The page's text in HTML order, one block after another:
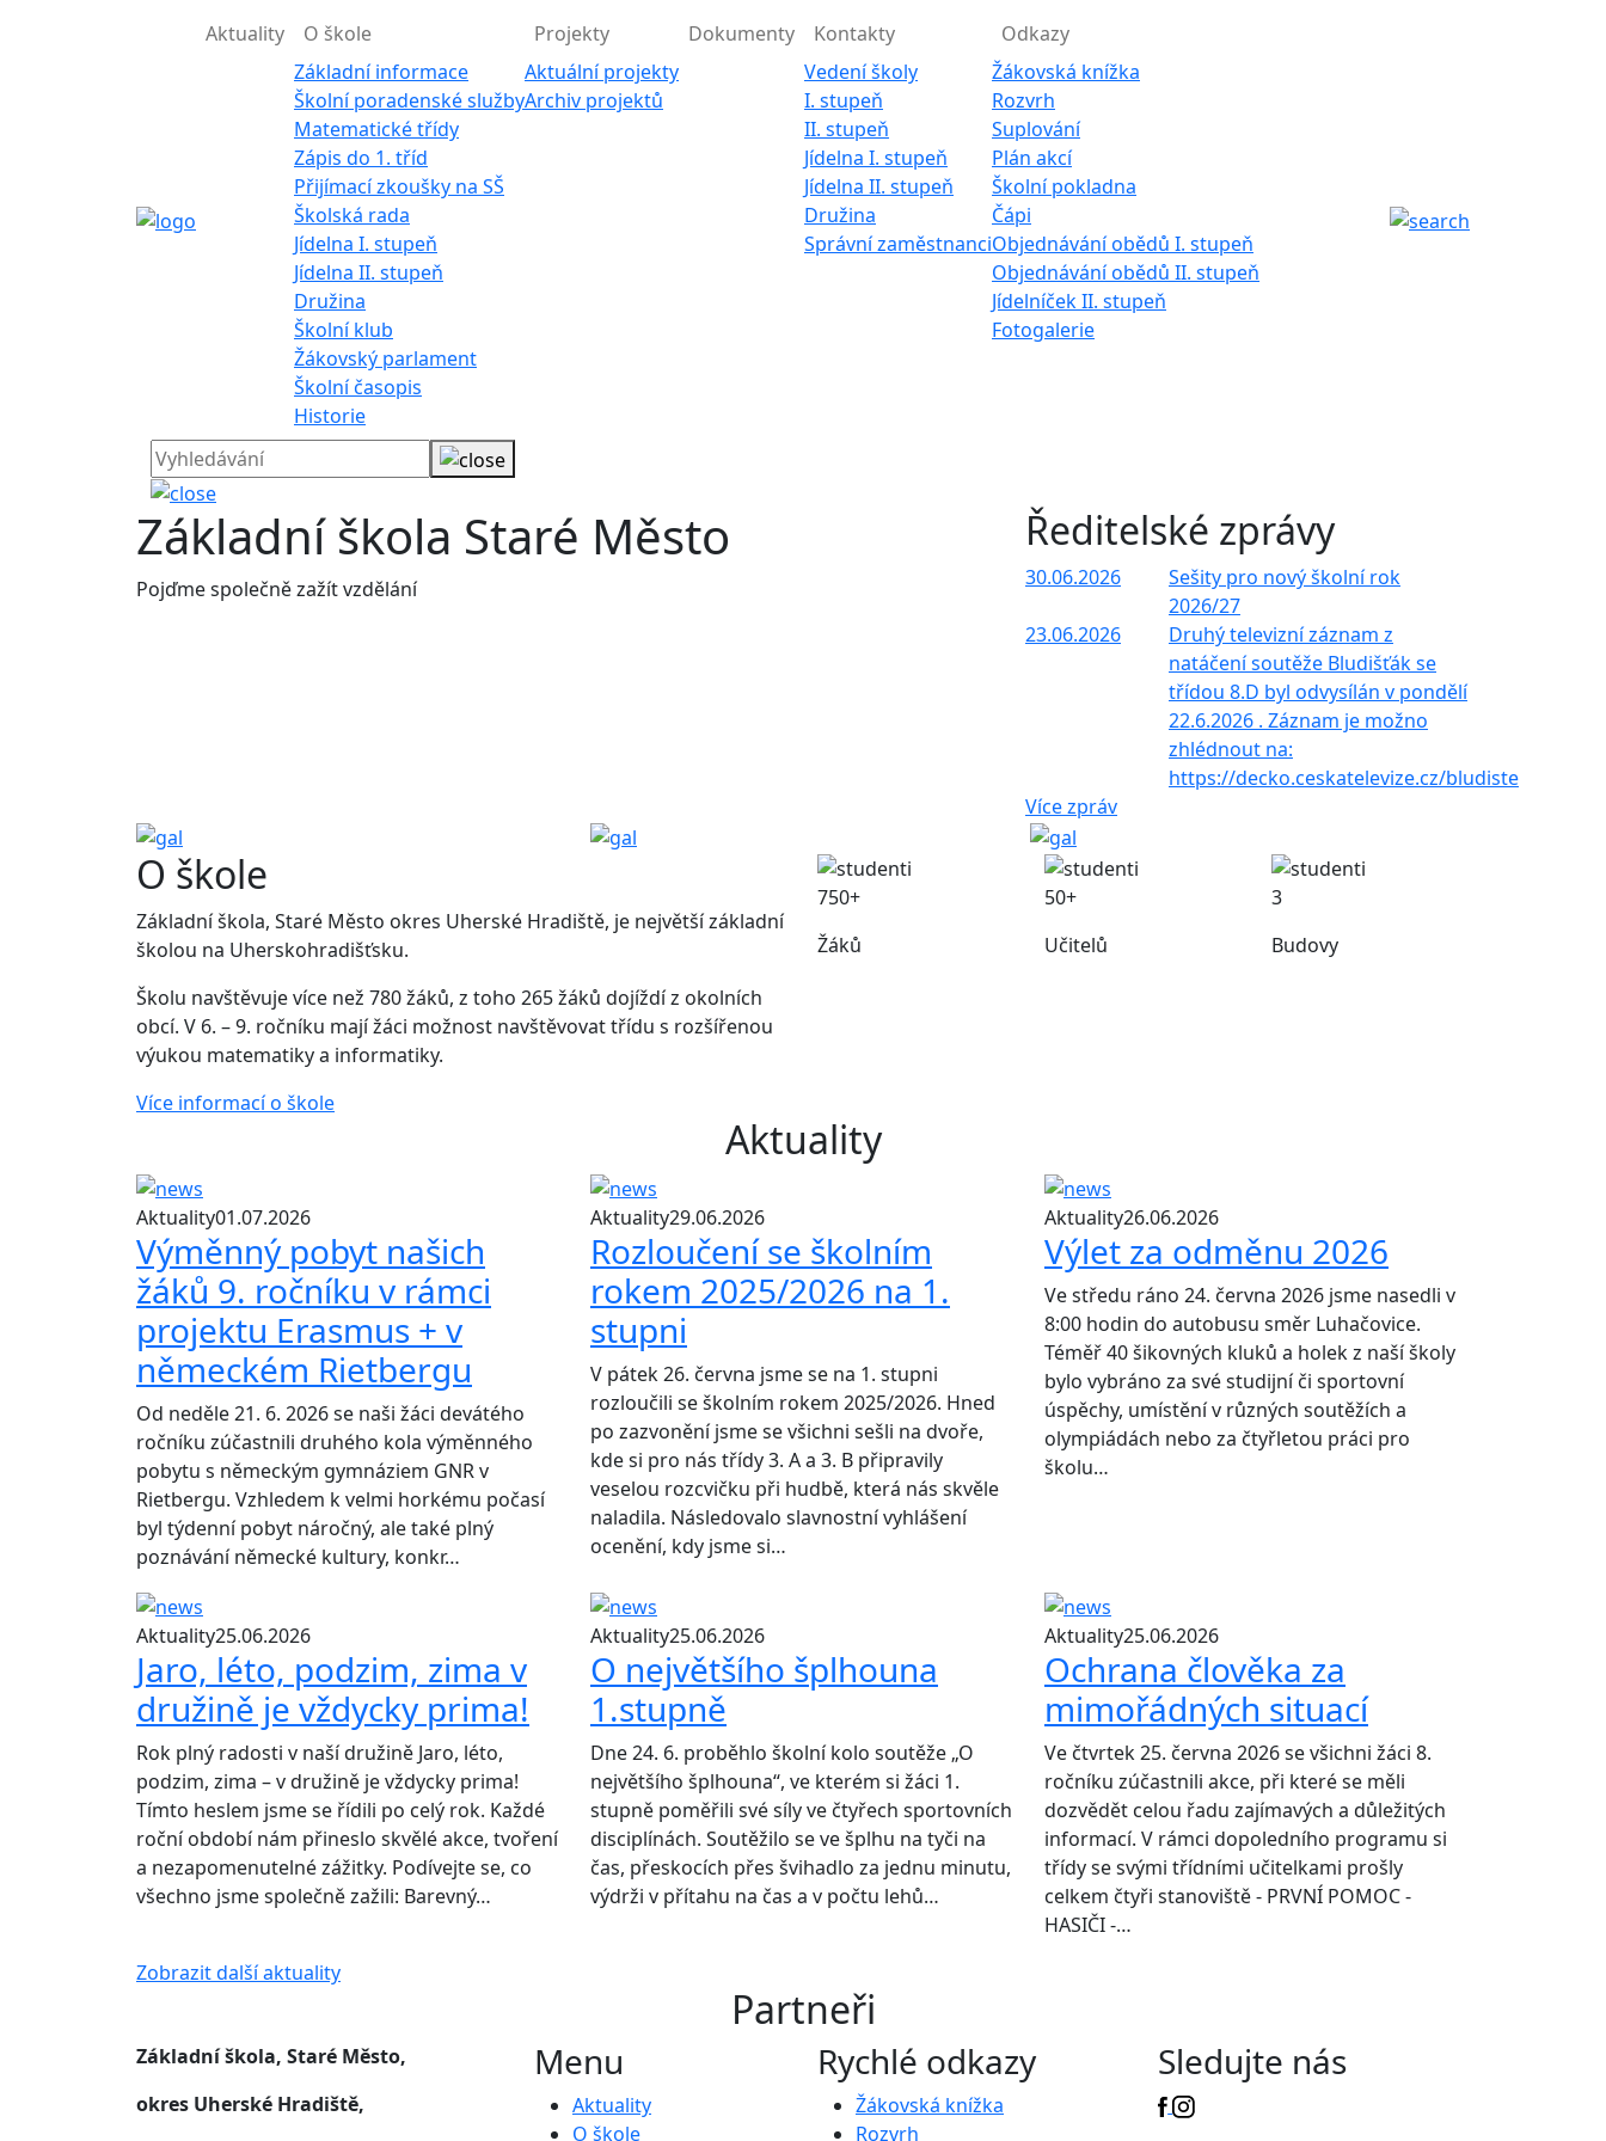
Aktuality
O škole
Základní informace
Školní poradenské služby
Matematické třídy
Zápis do 1. tříd
Přijímací zkoušky na SŠ
Školská rada
Jídelna I. stupeň
Jídelna II. stupeň
Družina
Školní klub
Žákovský parlament
Školní časopis
Historie
Projekty
Aktuální projekty
Archiv projektů
Dokumenty
Kontakty
Vedení školy
I. stupeň
II. stupeň
Jídelna I. stupeň
Jídelna II. stupeň
Družina
Správní zaměstnanci
Odkazy
Žákovská knížka
Rozvrh
Suplování
Plán akcí
Školní pokladna
Čápi
Objednávání obědů I. stupeň
Objednávání obědů II. stupeň
Jídelníček II. stupeň
Fotogalerie
Základní škola Staré Město
Pojďme společně zažít vzdělání
Ředitelské zprávy
30.06.2026
Sešity pro nový školní rok
2026/27
23.06.2026
Druhý televizní záznam z
natáčení soutěže Bludišťák se
třídou 8.D byl odvysílán v pondělí
22.6.2026 . Záznam je možno
zhlédnout na:
https://decko.ceskatelevize.cz/bludiste
Více zpráv
O škole
Základní škola, Staré Město okres Uherské Hradiště, je největší základní
školou na Uherskohradišťsku.
Školu navštěvuje více než 780 žáků, z toho 265 žáků dojíždí z okolních
obcí. V 6. – 9. ročníku mají žáci možnost navštěvovat třídu s rozšířenou
výukou matematiky a informatiky.
Více informací o škole
750+
Žáků
50+
Učitelů
3
Budovy
Aktuality
Aktuality01.07.2026
Výměnný pobyt našich
žáků 9. ročníku v rámci
projektu Erasmus + v
německém Rietbergu
Od neděle 21. 6. 2026 se naši žáci devátého
ročníku zúčastnili druhého kola výměnného
pobytu s německým gymnáziem GNR v
Rietbergu. Vzhledem k velmi horkému počasí
byl týdenní pobyt náročný, ale také plný
poznávání německé kultury, konkr…
Aktuality29.06.2026
Rozloučení se školním
rokem 2025/2026 na 1.
stupni
V pátek 26. června jsme se na 1. stupni
rozloučili se školním rokem 2025/2026. Hned
po zazvonění jsme se všichni sešli na dvoře,
kde si pro nás třídy 3. A a 3. B připravily
veselou rozcvičku při hudbě, která nás skvěle
naladila. Následovalo slavnostní vyhlášení
ocenění, kdy jsme si…
Aktuality26.06.2026
Výlet za odměnu 2026
Ve středu ráno 24. června 2026 jsme nasedli v
8:00 hodin do autobusu směr Luhačovice.
Téměř 40 šikovných kluků a holek z naší školy
bylo vybráno za své studijní či sportovní
úspěchy, umístění v různých soutěžích a
olympiádách nebo za čtyřletou práci pro
školu…
Aktuality25.06.2026
Jaro, léto, podzim, zima v
družině je vždycky prima!
Rok plný radosti v naší družině Jaro, léto,
podzim, zima – v družině je vždycky prima!
Tímto heslem jsme se řídili po celý rok. Každé
roční období nám přineslo skvělé akce, tvoření
a nezapomenutelné zážitky. Podívejte se, co
všechno jsme společně zažili: Barevný…
Aktuality25.06.2026
O největšího šplhouna
1.stupně
Dne 24. 6. proběhlo školní kolo soutěže „O
největšího šplhouna“, ve kterém si žáci 1.
stupně poměřili své síly ve čtyřech sportovních
disciplínách. Soutěžilo se ve šplhu na tyči na
čas, přeskocích přes švihadlo za jednu minutu,
výdrži v přítahu na čas a v počtu lehů…
Aktuality25.06.2026
Ochrana člověka za
mimořádných situací
Ve čtvrtek 25. června 2026 se všichni žáci 8.
ročníku zúčastnili akce, při které se měli
dozvědět celou řadu zajímavých a důležitých
informací. V rámci dopoledního programu si
třídy se svými třídními učitelkami prošly
celkem čtyři stanoviště - PRVNÍ POMOC -
HASIČI -…
Zobrazit další aktuality
Partneři
Základní škola, Staré Město,
okres Uherské Hradiště,
Menu
Aktuality
O škole
Rychlé odkazy
Žákovská knížka
Rozvrh
Sledujte nás